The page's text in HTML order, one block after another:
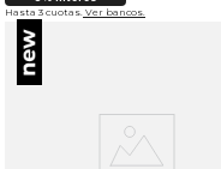
Hasta 3 cuotas. Ver bancos.